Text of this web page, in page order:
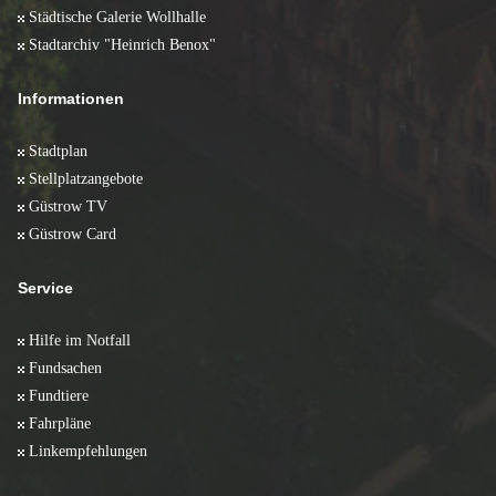
Städtische Galerie Wollhalle
Stadtarchiv "Heinrich Benox"
Informationen
Stadtplan
Stellplatzangebote
Güstrow TV
Güstrow Card
Service
Hilfe im Notfall
Fundsachen
Fundtiere
Fahrpläne
Linkempfehlungen